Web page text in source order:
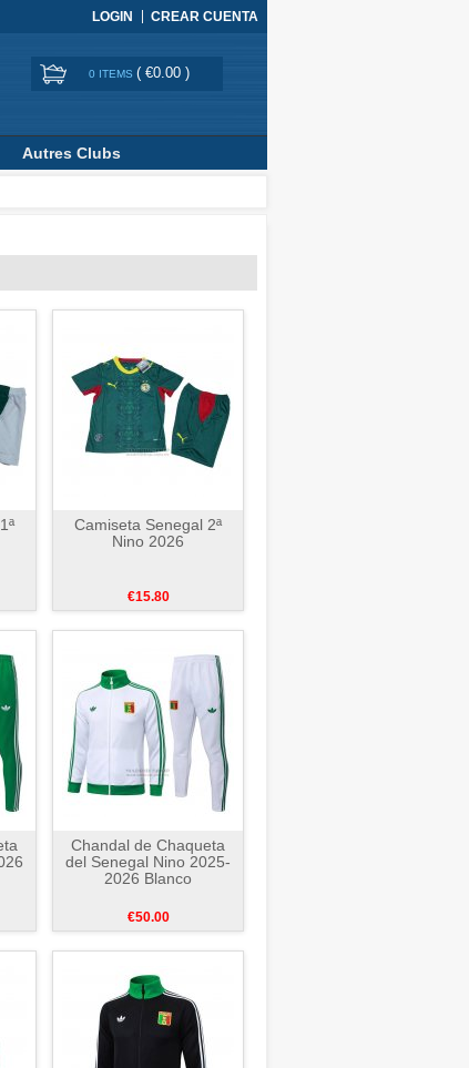
LOGIN CREAR CUENTA
0 ITEMS ( €0.00 )
Autres Clubs
Camiseta Senegal 2ª
Nino 2026
€15.80
Chandal de Chaqueta
del Senegal Nino 2025-
2026 Blanco
€50.00